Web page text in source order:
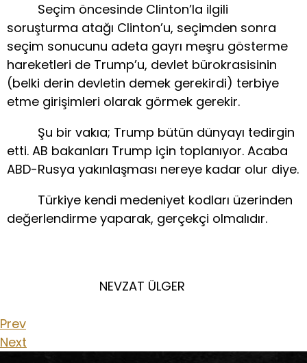
Seçim öncesinde Clinton’la ilgili
soruşturma atağı Clinton’u, seçimden sonra
seçim sonucunu adeta gayrı meşru gösterme
hareketleri de Trump’u, devlet bürokrasisinin
(belki derin devletin demek gerekirdi) terbiye
etme girişimleri olarak görmek gerekir.
Şu bir vakıa; Trump bütün dünyayı tedirgin
etti. AB bakanları Trump için toplanıyor. Acaba
ABD-Rusya yakınlaşması nereye kadar olur diye.
Türkiye kendi medeniyet kodları üzerinden
değerlendirme yaparak, gerçekçi olmalıdır.
NEVZAT ÜLGER
Prev
Next